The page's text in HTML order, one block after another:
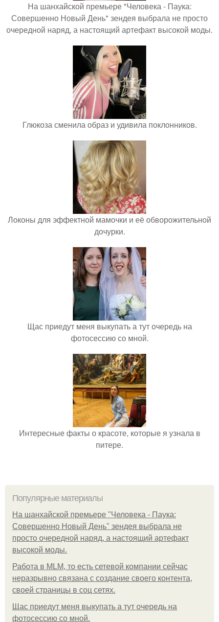
На шанхайской премьере "Человека - Паука:
Совершенно Новый День" зендея выбрала не просто
очередной наряд, а настоящий артефакт высокой моды.
Глюкоза сменила образ и удивила поклонников.
Локоны для эффектной мамочки и её обворожительной
дочурки.
Щас приедут меня выкупать а тут очередь на
фотосессию со мной.
Интересные факты о красоте, которые я узнала в
питере.
Популярные материалы
На шанхайской премьере "Человека - Паука:
Совершенно Новый День" зендея выбрала не
просто очередной наряд, а настоящий артефакт
высокой моды.
Работа в MLM, то есть сетевой компании сейчас
неразрывно связана с создание своего контента,
своей страницы в соц сетях.
Щас приедут меня выкупать а тут очередь на
фотосессию со мной.